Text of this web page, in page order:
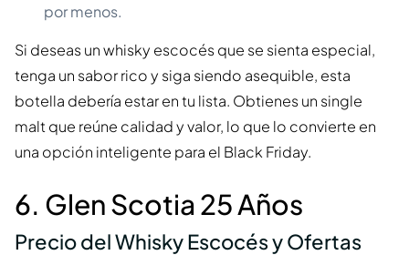
por menos.
Si deseas un whisky escocés que se sienta especial,
tenga un sabor rico y siga siendo asequible, esta
botella debería estar en tu lista. Obtienes un single
malt que reúne calidad y valor, lo que lo convierte en
una opción inteligente para el Black Friday.
6. Glen Scotia 25 Años
Precio del Whisky Escocés y Ofertas